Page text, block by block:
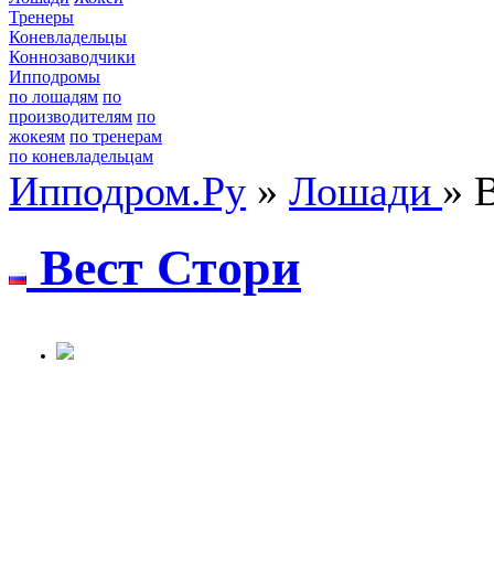
Тренеры
Коневладельцы
Коннозаводчики
Ипподромы
по лошадям по
производителям по
жокеям по тренерам
по коневладельцам
Ипподром.Ру » Лошади »
Веcт Стoри